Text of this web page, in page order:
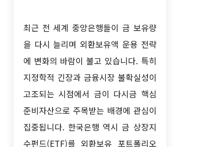
최근 전 세계 중앙은행들이 금 보유량
을 다시 늘리며 외환보유액 운용 전략
에 변화의 바람이 불고 있습니다. 특히
지정학적 긴장과 금융시장 불확실성이
고조되는 시점에서 금이 다시금 핵심
준비자산으로 주목받는 배경에 관심이
집중됩니다. 한국은행 역시 금 상장지
수펀드(ETF)를 외환보유 포트폴리오